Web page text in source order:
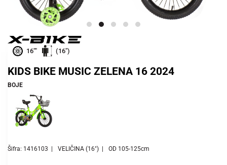
16"" (16")
KIDS BIKE MUSIC ZELENA 16 2024
BOJE
Šifra: 1416103 VELIČINA (16") OD 105-125cm